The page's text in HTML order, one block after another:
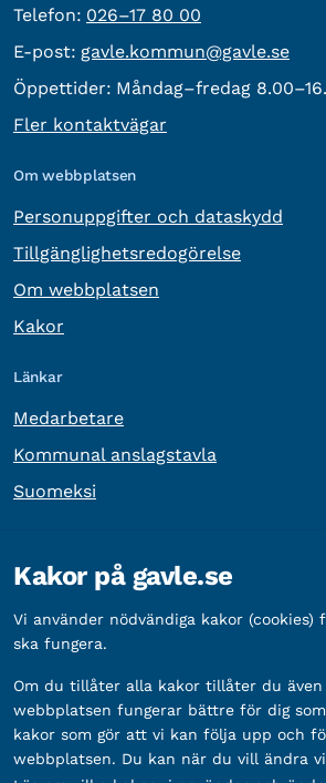
Telefon: Telefon:
026–17 80 00
E-post: E-post:
gavle.kommun@gavle.se
Öppettider: Måndag–fredag
Fler kontaktvägar
Om webbplatsen
Personuppgifter och dataskydd
Tillgänglighetsredogörelse
Om webbplatsen
Kakor
Länkar
Medarbetare
Kommunal anslagstavla
Suomeksi
Organisationsnummer: 212000-2338
Bankgironummer: 5888-2333
Kakor på gavle.se
Vi använder nödvändiga kakor
ska fungera.
Om du tillåter alla kakor tillåter du
webbplatsen fungerar bättre för dig
kakor som gör att vi kan följa upp och
webbplatsen. Du kan när du vill ändra